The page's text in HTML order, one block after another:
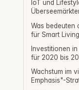
IoT und
Was bedeuten
für Smart
Investitionen
für 2020 bis
Wachstum im
Emphasis"-